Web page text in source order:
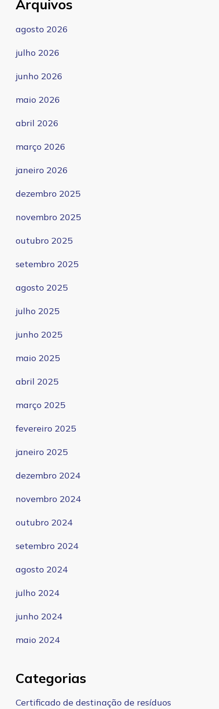
Arquivos
agosto 2026
julho 2026
junho 2026
maio 2026
abril 2026
março 2026
janeiro 2026
dezembro 2025
novembro 2025
outubro 2025
setembro 2025
agosto 2025
julho 2025
junho 2025
maio 2025
abril 2025
março 2025
fevereiro 2025
janeiro 2025
dezembro 2024
novembro 2024
outubro 2024
setembro 2024
agosto 2024
julho 2024
junho 2024
maio 2024
Categorias
Certificado de destinação de resíduos